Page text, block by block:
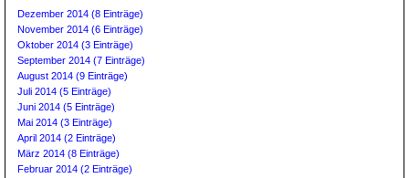
Dezember 2014 (8 Einträge)
November 2014 (6 Einträge)
Oktober 2014 (3 Einträge)
September 2014 (7 Einträge)
August 2014 (9 Einträge)
Juli 2014 (5 Einträge)
Juni 2014 (5 Einträge)
Mai 2014 (3 Einträge)
April 2014 (2 Einträge)
März 2014 (8 Einträge)
Februar 2014 (2 Einträge)